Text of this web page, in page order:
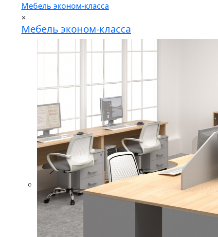
Мебель эконом-класса
×
Мебель эконом-класса